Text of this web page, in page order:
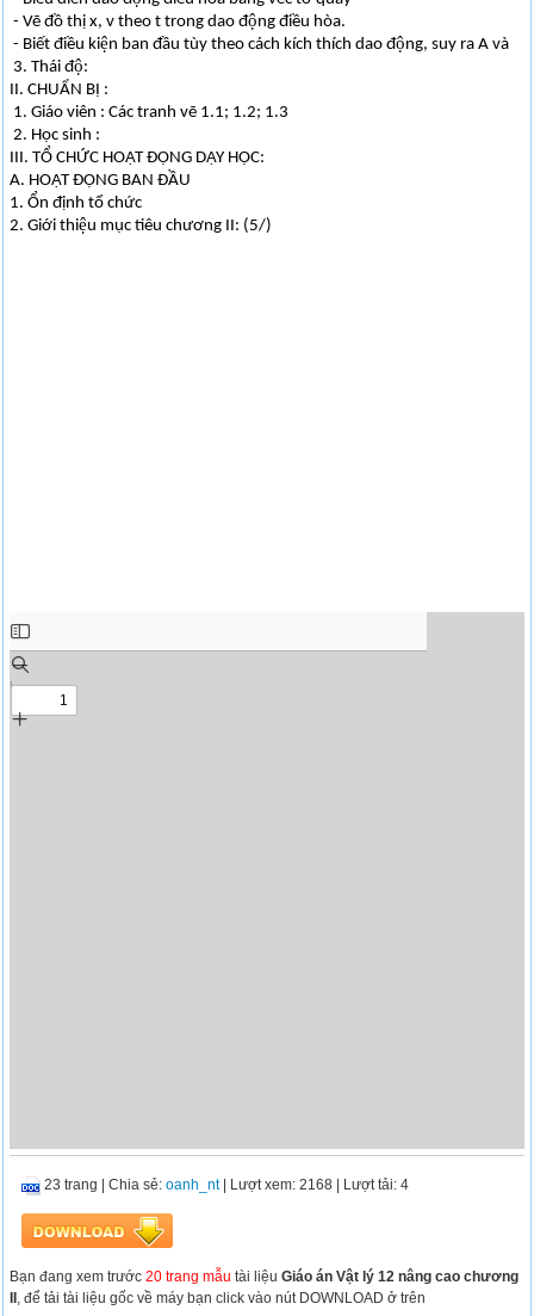
- Vẽ đồ thị x, v theo t trong dao động điều hòa.
- Biết điều kiện ban đầu tùy theo cách kích thích dao động, suy ra A và
3. Thái độ:
II. CHUẨN BỊ :
1. Giáo viên : Các tranh vẽ 1.1; 1.2; 1.3
2. Học sinh :
III. TỔ CHỨC HOẠT ĐỘNG DẠY HỌC:
A. HOẠT ĐỘNG BAN ĐẦU
1. Ổn định tổ chức
2. Giới thiệu mục tiêu chương II: (5/)
23 trang |Chia sẻ:oanh_nt| Lượt xem: 2168 | Lượt tải: 4
Bạn đang xem trước20 trang mẫu tài liệuGiáo án Vật lý 12 nâng cao chương
, để tải tài liệu gốc về máy bạn click vào nút DOWNLOAD ở trên